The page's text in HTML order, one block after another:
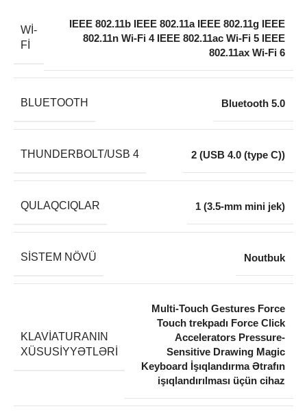
WI-
FI
IEEE 802.11b IEEE 802.11a IEEE 802.11g IEEE
802.11n Wi-Fi 4 IEEE 802.11ac Wi-Fi 5 IEEE
802.11ax Wi-Fi 6
BLUETOOTH Bluetooth 5.0
THUNDERBOLT/USB 4 2 (USB 4.0 (type C))
QULAQCIQLAR 1 (3.5-mm mini jek)
SISTEM NÖVÜ Noutbuk
KLAVIATURANIN
XÜSUSIYYƏTLƏRI
Multi-Touch Gestures Force
Touch trekpadı Force Click
Accelerators Pressure-
Sensitive Drawing Magic
Keyboard İşıqlandırma Ətrafın
işıqlandırılması üçün cihaz